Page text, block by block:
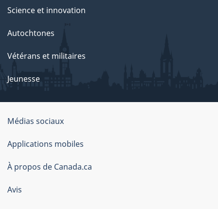
Science et innovation
Autochtones
Vétérans et militaires
Jeunesse
À
propos
de
ce
Médias sociaux
Applications mobiles
À propos de Canada.ca
Avis